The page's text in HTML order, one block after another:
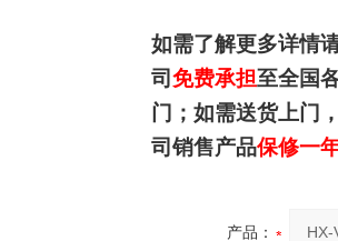
如需了解更多详情
司免费承担至全国
门；如需送货上门
司销售产品保修一
产品：